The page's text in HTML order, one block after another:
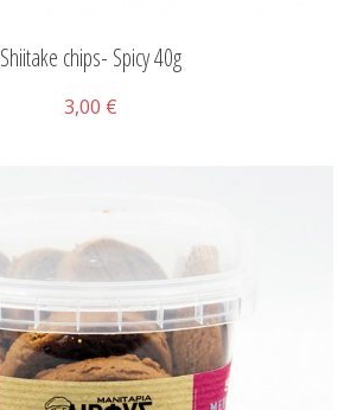
Shiitake chips- Spicy 40g
3,00 €